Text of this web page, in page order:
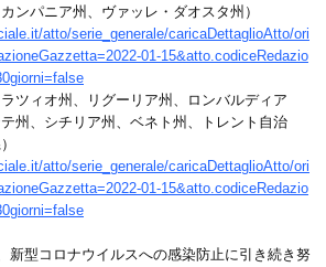
ンパニア州、ヴァッレ・ダオスタ州）
atto/serie_generale/caricaDettaglioAtto/ori
01-15&atto.codiceRedazio
ツィオ州、リグーリア州、ロンバルディア
州、シチリア州、ベネト州、トレント自治
atto/serie_generale/caricaDettaglioAtto/ori
01-15&atto.codiceRedazio
新型コロナウイルスへの感染防止に引き続き努